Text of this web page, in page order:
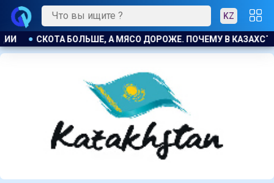
KZ
ПРОДОЛЖАЮТ РАСТИ ЦЕНЫ НА БАРАНИНУ И